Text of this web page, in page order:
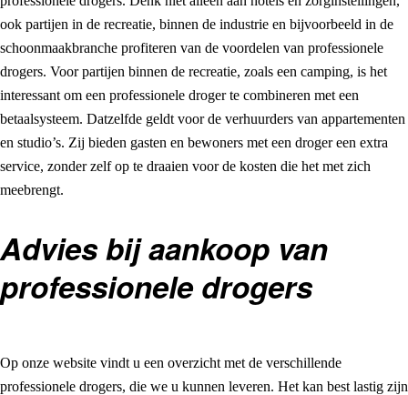
ook partijen in de recreatie, binnen de industrie en bijvoorbeeld in de
schoonmaakbranche profiteren van de voordelen van professionele
drogers. Voor partijen binnen de recreatie, zoals een camping, is het
interessant om een professionele droger te combineren met een
betaalsysteem. Datzelfde geldt voor de verhuurders van appartementen
en studio’s. Zij bieden gasten en bewoners met een droger een extra
service, zonder zelf op te draaien voor de kosten die het met zich
meebrengt.
Advies bij aankoop van
professionele drogers
Op onze website vindt u een overzicht met de verschillende
professionele drogers, die we u kunnen leveren. Het kan best lastig zijn